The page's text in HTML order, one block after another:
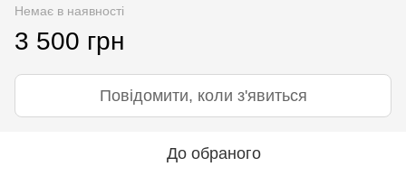
Немає в наявності
3 500 грн
Повідомити, коли з'явиться
До обраного